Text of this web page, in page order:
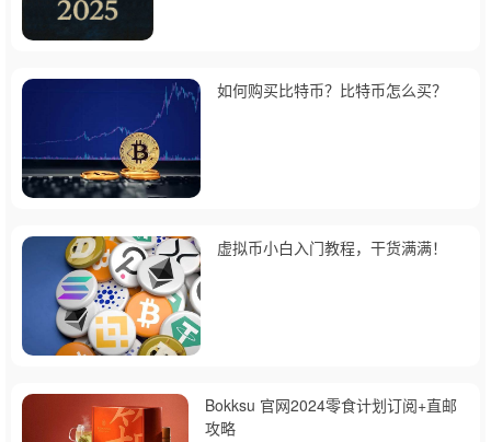
如何购买比特币？比特币怎么买？
虚拟币小白入门教程，干货满满！
Bokksu 官网2024零食计划订阅+直邮
攻略